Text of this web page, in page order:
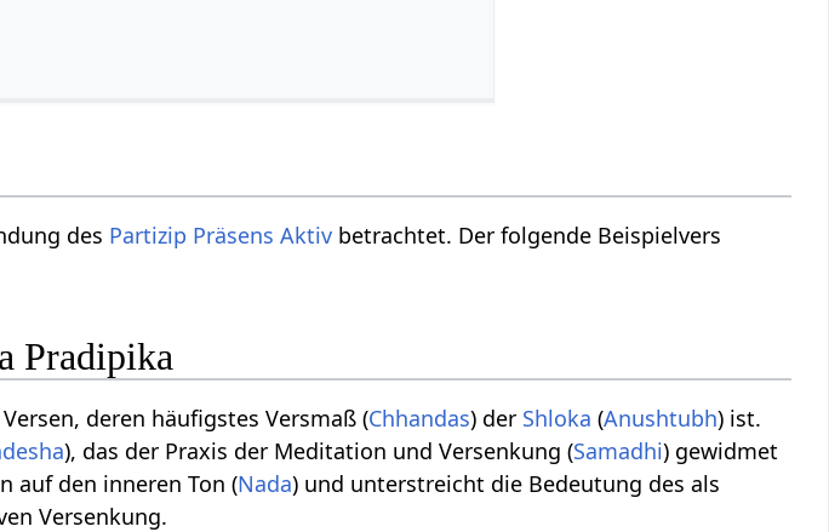
des Partizip Präsens Aktiv betrachtet. Der folgende Beispielvers
Pradipika
deren häufigstes Versmaß (Chhandas) der Shloka (Anushtubh) ist.
), das der Praxis der Meditation und Versenkung (Samadhi) gewidmet
auf den inneren Ton (Nada) und unterstreicht die Bedeutung des als
Versenkung.